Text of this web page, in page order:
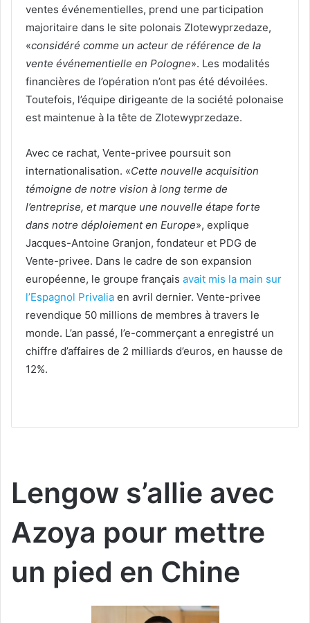
ventes événementielles, prend une participation
majoritaire dans le site polonais Zlotewyprzedaze,
«considéré comme un acteur de référence de la
vente événementielle en Pologne». Les modalités
financières de l’opération n’ont pas été dévoilées.
Toutefois, l’équipe dirigeante de la société polonaise
est maintenue à la tête de Zlotewyprzedaze.
Avec ce rachat, Vente-privee poursuit son
internationalisation. «Cette nouvelle acquisition
témoigne de notre vision à long terme de
l’entreprise, et marque une nouvelle étape forte
dans notre déploiement en Europe», explique
Jacques-Antoine Granjon, fondateur et PDG de
Vente-privee. Dans le cadre de son expansion
européenne, le groupe français avait mis la main sur
l’Espagnol Privalia en avril dernier. Vente-privee
revendique 50 millions de membres à travers le
monde. L’an passé, l’e-commerçant a enregistré un
chiffre d’affaires de 2 milliards d’euros, en hausse de
12%.
Lengow s’allie avec
Azoya pour mettre
un pied en Chine